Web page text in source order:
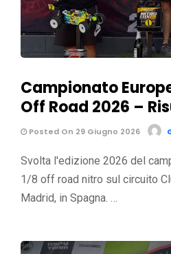
Campionato
Off Road 2026 –
Posted On 29 Giugno 2026
Svolta l'edizione 2026 del
1/8 off road nitro sul circuito
Madrid, in Spagna. …